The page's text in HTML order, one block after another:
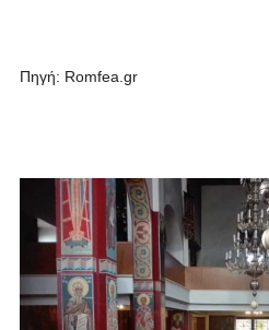
Πηγή: Romfea.gr